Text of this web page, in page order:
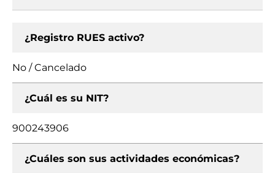
¿Registro RUES activo?
No / Cancelado
¿Cuál es su NIT?
900243906
¿Cuáles son sus actividades económicas?